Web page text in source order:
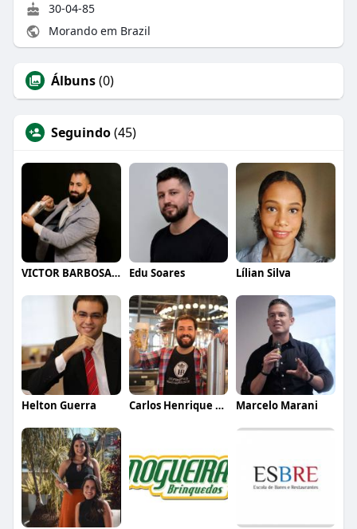
30-04-85
Morando em Brazil
Álbuns(0)
Seguindo(45)
VICTOR BARBOSA QUARANTA Edu Soares Lílian Silva
Helton Guerra Carlos Henrique de Faria Vasconcelos Marcelo Marani